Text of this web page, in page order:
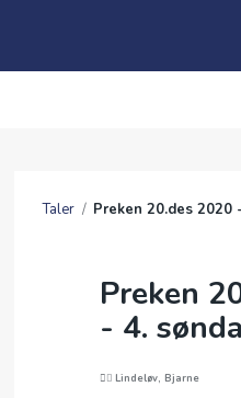
TALER
Taler / Preken 20.des 2020
Preken
- 4.
Lindeløv, Bjarne